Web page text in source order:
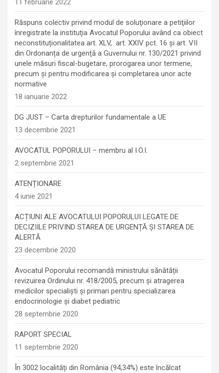
11 februarie 2022
Răspuns colectiv privind modul de soluţionare a petiţiilor
înregistrate la instituţia Avocatul Poporului având ca obiect
neconstituționalitatea art. XLV, art. XXIV pct. 16 și art. VII
din Ordonanța de urgență a Guvernului nr. 130/2021 privind
unele măsuri fiscal-bugetare, prorogarea unor termene,
precum şi pentru modificarea şi completarea unor acte
normative
18 ianuarie 2022
DG JUST – Carta drepturilor fundamentale a UE
13 decembrie 2021
AVOCATUL POPORULUI – membru al I.O.I.
2 septembrie 2021
ATENȚIONARE
4 iunie 2021
ACȚIUNI ALE AVOCATULUI POPORULUI LEGATE DE
DECIZIILE PRIVIND STAREA DE URGENȚĂ ȘI STAREA DE
ALERTĂ
23 decembrie 2020
Avocatul Poporului recomandă ministrului sănătății
revizuirea Ordinului nr. 418/2005, precum și atragerea
medicilor specialiști și primari pentru specializarea
endocrinologie şi diabet pediatric
28 septembrie 2020
RAPORT SPECIAL
11 septembrie 2020
În 3002 localități din România (94,34%) este încălcat